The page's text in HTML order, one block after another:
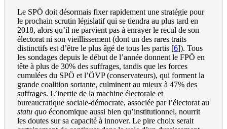
Le SPÖ doit désormais fixer rapidement une stratégie pour
le prochain scrutin législatif qui se tiendra au plus tard en
2018, alors qu’il ne parvient pas à enrayer le recul de son
électorat ni son vieillissement (dont un des rares traits
distinctifs est d’être le plus âgé de tous les partis [6]). Tous
les sondages depuis le début de l’année donnent le FPÖ en
tête à plus de 30% des suffrages, tandis que les forces
cumulées du SPÖ et l’ÖVP (conservateurs), qui forment la
grande coalition sortante, culminent au mieux à 47% des
suffrages. L’inertie de la machine électorale et
bureaucratique sociale-démocrate, associée par l’électorat au
statu quo économique aussi bien qu’institutionnel, nourrit
les doutes sur sa capacité à innover. Le pire choix serait